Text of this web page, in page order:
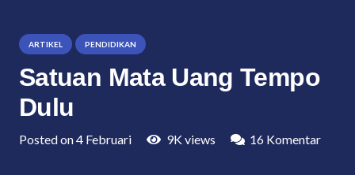
ARTIKEL PENDIDIKAN
Satuan Mata Uang Tempo
Dulu
Posted on4 Februari 9Kviews 16 Komentar